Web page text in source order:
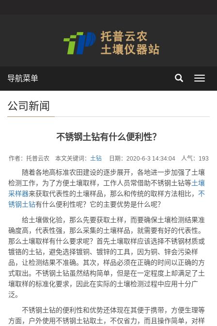
导航菜单
公司新闻
不锈钢土钻有什么便利性？
作者：托普云农 本文关键词： 土钻 日期：2020-6-3 14:34:04 人气： 193
随着各地高标准农田建设的逐步展开，各地进一步加强了土壤
检测工作，为了方便土壤取样，工作人员常借助不锈钢土钻等土壤
采样器来获取代表性的土壤样品，那么和传统的取样方法相比， 不
锈钢土钻有什么便利性呢？它的主要优势是什么呢？
给土壤做化验，那么先要获取土样，而要确保土壤检测结果准
确度高，代表性强，那么采集的土壤样品，就需要有好的代表性。
那么土壤取样有什么要求呢？首先土壤取样应该选择不锈钢材质或
镀铬的土钻，避免选择镀铜、镀锌的工具，因为铜、锌会污染样
品，让检测结果不准确。其次，样品必须在正确的时间以正确的方
式取出。不锈钢土钻虽然结构简单，但是在一定程度上却满足了土
壤取样的标准化要求，因此在实际的土壤检测过程中应用十分广
泛。
不锈钢土钻的便利性和优势还体现在其便于携带，方便生理等
方面，户外使用不锈钢土钻取土，不仅省力，而且操作简单，对样